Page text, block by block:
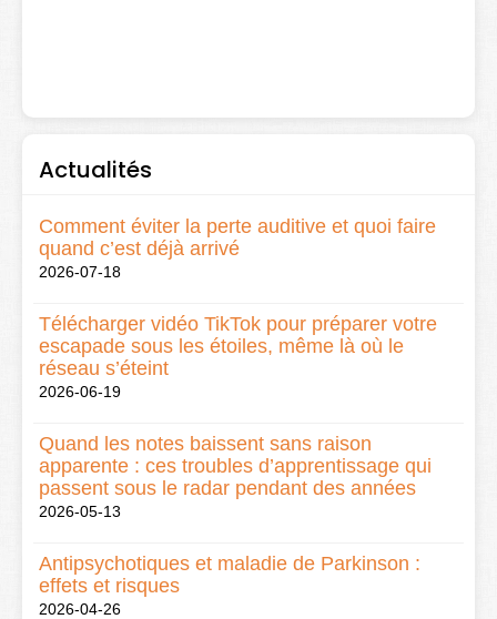
Actualités
Comment éviter la perte auditive et quoi faire
quand c’est déjà arrivé
2026-07-18
Télécharger vidéo TikTok pour préparer votre
escapade sous les étoiles, même là où le
réseau s’éteint
2026-06-19
Quand les notes baissent sans raison
apparente : ces troubles d’apprentissage qui
passent sous le radar pendant des années
2026-05-13
Antipsychotiques et maladie de Parkinson :
effets et risques
2026-04-26